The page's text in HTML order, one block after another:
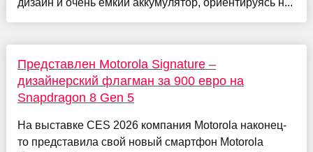
дизайн и очень ёмкий аккумулятор, ориентируясь н...
Представлен Motorola Signature –
дизайнерский флагман за 900 евро на
Snapdragon 8 Gen 5
На выставке CES 2026 компания Motorola наконец-
то представила свой новый смартфон Motorola